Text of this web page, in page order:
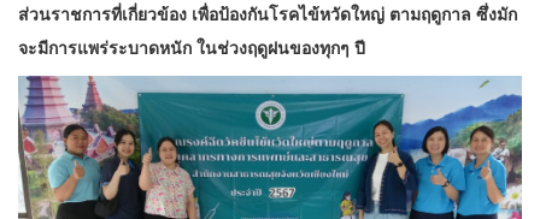
ส่วนราชการที่เกี่ยวข้อง เพื่อป้องกันโรคไข้หวัดใหญ่ ตามฤดูกาล ซึ่งมัก
จะมีการแพร่ระบาดหนัก ในช่วงฤดูฝนของทุกๆ ปี